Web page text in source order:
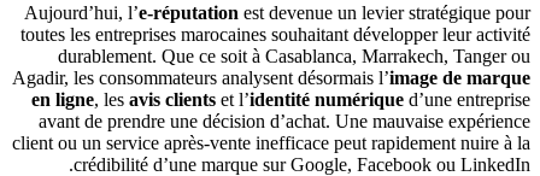
Aujourd’hui, l’e-réputation est devenue un levier stratégique pour
toutes les entreprises marocaines souhaitant développer leur activité
durablement. Que ce soit à Casablanca, Marrakech, Tanger ou
Agadir, les consommateurs analysent désormais l’image de marque
en ligne, les avis clients et l’identité numérique d’une entreprise
avant de prendre une décision d’achat. Une mauvaise expérience
client ou un service après-vente inefficace peut rapidement nuire à la
crédibilité d’une marque sur Google, Facebook ou LinkedIn.